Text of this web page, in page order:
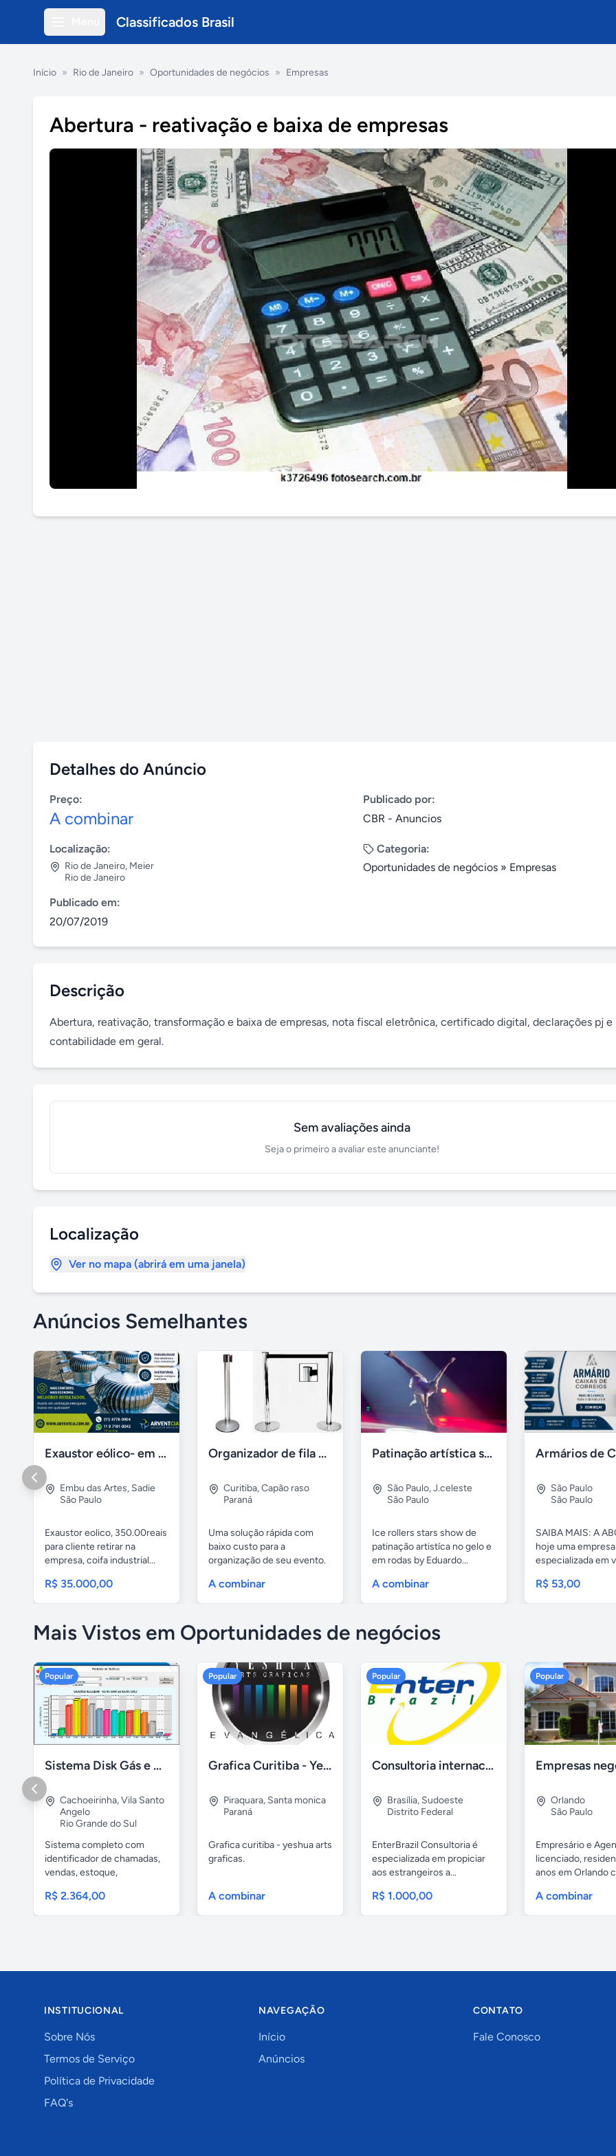
Classificados Brasil
Início » Rio de Janeiro » Oportunidades de negócios » Empresas
Abertura - reativação e baixa de empresas
Detalhes do Anúncio
Preço:
A combinar
Publicado por:
CBR - Anuncios
Localização:
Rio de Janeiro, Meier
Rio de Janeiro
Categoria:
Oportunidades de negócios » Empresas
Publicado em:
20/07/2019
Descrição
Abertura, reativação, transformação e baixa de empresas, nota fiscal eletrônica, certificado digital, declarações pj e
contabilidade em geral.
Sem avaliações ainda
Seja o primeiro a avaliar este anunciante!
Localização
Ver no mapa (abrirá em uma janela)
Anúncios Semelhantes
Exaustor eólico- em santos sp
Embu das Artes, Sadie
São Paulo
Exaustor eolico, 350.00reais
para cliente retirar na
empresa, coifa industrial...
R$ 35.000,00
Organizador de fila Locação em Curitiba-Pr
Curitiba,Capão raso
Paraná
Uma solução rápida com
baixo custo para a
organização de seu evento.
A combinar
Patinação artística shows no gelo / rodas
São Paulo,J.celeste
São Paulo
Ice rollers stars show de
patinação artistíca no gelo e
em rodas by Eduardo...
A combinar
São Paulo
São Paulo
SAIBA MAIS: A
hoje uma
especializada em
R$ 53,00
Mais Vistos em Oportunidades de negócios
Popular
Sistema Disk Gás e Água - Revenda de GLP
Cachoeirinha,Vila Santo
Angelo
Rio Grande do Sul
Sistema completo com
identificador de chamadas,
vendas, estoque,
R$ 2.364,00
Popular
Grafica Curitiba - Yeshua arts Graficas
Piraquara, Santa monica
Paraná
Grafica curitiba - yeshua arts
graficas.
A combinar
Popular
Consultoria internacional e comercio exterior
Brasília, Sudoeste
Distrito Federal
EnterBrazil Consultoria é
especializada em propiciar
aos estrangeiros a...
R$ 1.000,00
Popular
Orlando
São Paulo
Empresário e
licenciado,
anos em Orlando
A combinar
INSTITUCIONAL
Sobre Nós
Termos de Serviço
Política de Privacidade
FAQ's
NAVEGAÇÃO
Início
Anúncios
CONTATO
Fale Conosco